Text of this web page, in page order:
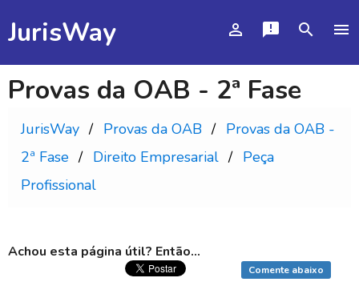
JurisWay person_outline announcement search menu
Provas da OAB - 2ª Fase
JurisWay Provas da OAB
Provas da OAB -
2ª Fase
Direito Empresarial
Peça
Profissional
Achou esta página útil? Então...
Comente abaixo